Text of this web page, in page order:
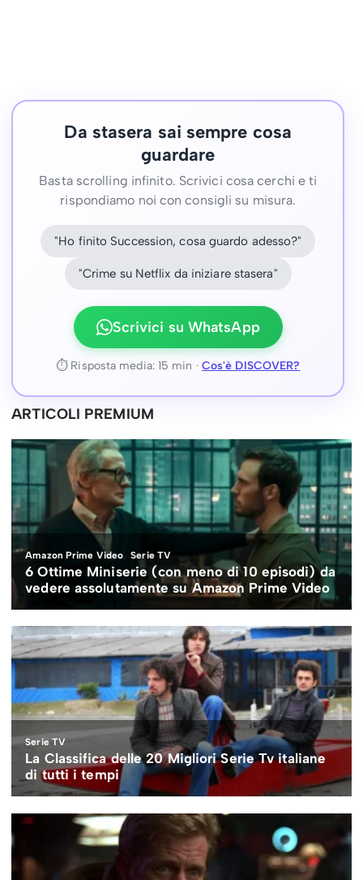
Da stasera sai sempre cosa
guardare
Basta scrolling infinito. Scrivici cosa cerchi e ti
rispondiamo noi con consigli su misura.
"Ho finito Succession, cosa guardo adesso?"
"Crime su Netflix da iniziare stasera"
Scrivici su WhatsApp
⏱ Risposta media: 15 min · Cos'è DISCOVER?
ARTICOLI PREMIUM